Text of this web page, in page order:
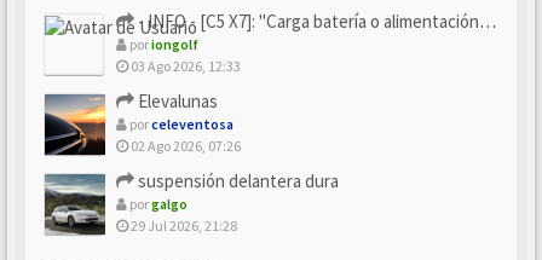
- INFO - [C5 X7]: "Carga batería o alimentación eléctri...
poriongolf
03 Ago 2026, 12:33
Elevalunas
porceleventosa
02 Ago 2026, 07:26
suspensión delantera dura
porgalgo
29 Jul 2026, 21:28